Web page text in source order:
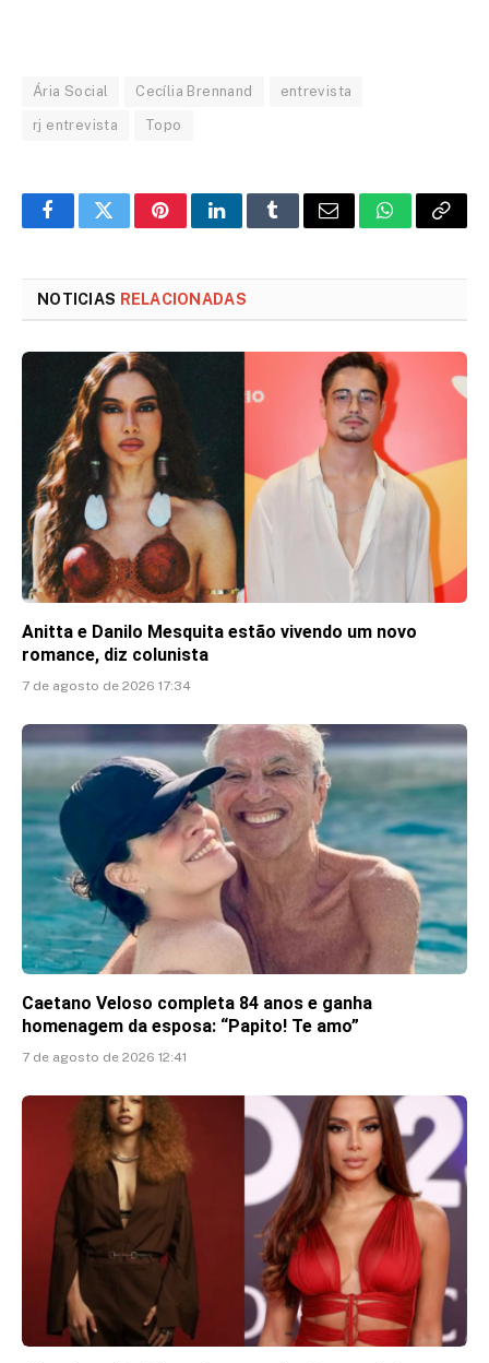
Ária Social Cecília Brennand entrevista
rj entrevista Topo
FacebookTwitterPinterestLinkedInTumblrEmail WhatsApp
Copy
NOTICIAS RELACIONADAS
Anitta e Danilo Mesquita estão vivendo um novo
romance, diz colunista
7 de agosto de 2026 17:34
Caetano Veloso completa 84 anos e ganha
homenagem da esposa: “Papito! Te amo”
7 de agosto de 2026 12:41